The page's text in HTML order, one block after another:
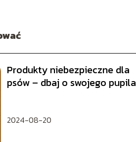
Produkty niebezpieczne dla
psów – dbaj o swojego pupila
2024-08-20